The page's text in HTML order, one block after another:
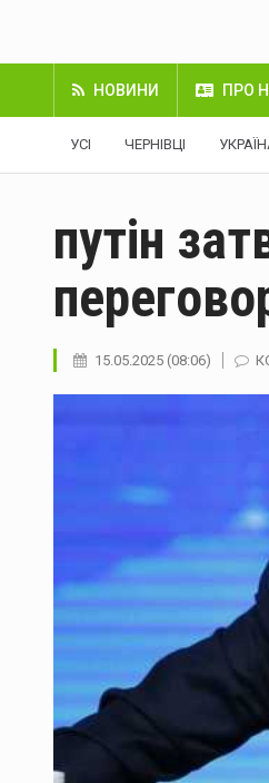
НОВИНИ ПРО
УСІ ЧЕРНІВЦІ
путін
15.05.2025 (08:06)